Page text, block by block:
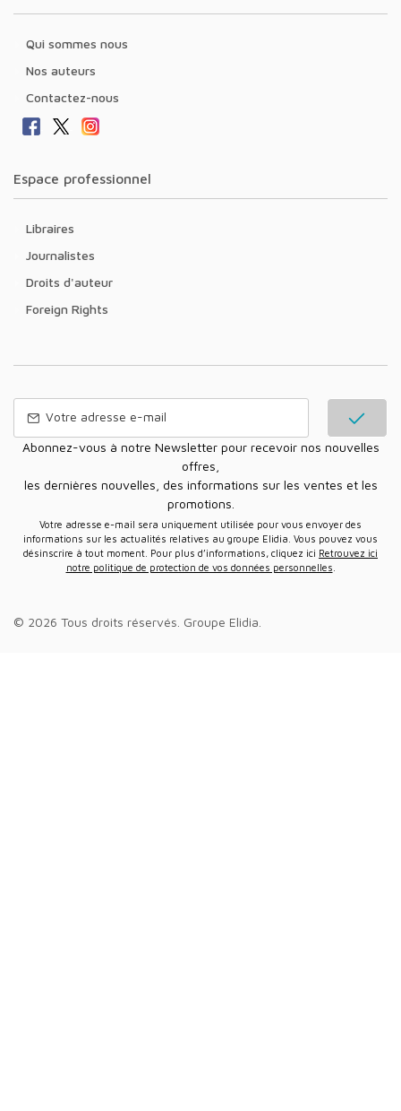
Qui sommes nous
Nos auteurs
Contactez-nous
Espace professionnel
Libraires
Journalistes
Droits d'auteur
Foreign Rights
Abonnez-vous à notre Newsletter pour recevoir nos nouvelles
offres,
les dernières nouvelles, des informations sur les ventes et les
promotions.
Votre adresse e-mail sera uniquement utilisée pour vous envoyer des
informations sur les actualités relatives au groupe Elidia. Vous pouvez vous
désinscrire à tout moment. Pour plus d’informations, cliquez ici Retrouvez ici
notre politique de protection de vos données personnelles
© 2026 Tous droits réservés. Groupe Elidia